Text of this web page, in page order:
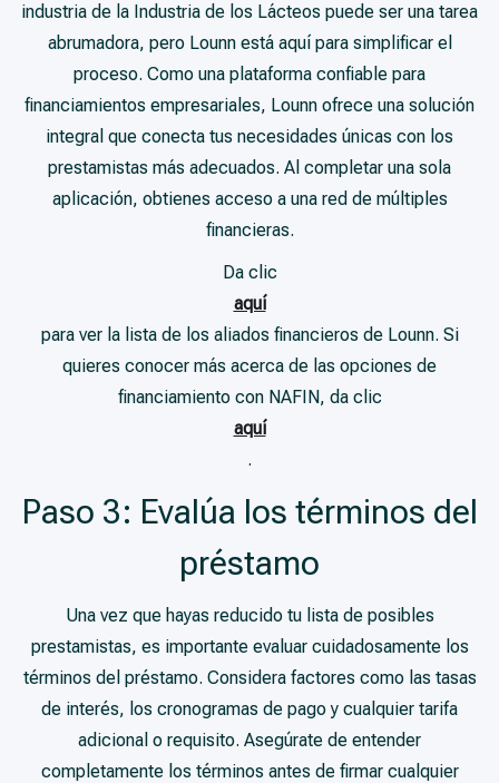
industria de la Industria de los Lácteos puede ser una tarea
abrumadora, pero Lounn está aquí para simplificar el
proceso. Como una plataforma confiable para
financiamientos empresariales, Lounn ofrece una solución
integral que conecta tus necesidades únicas con los
prestamistas más adecuados. Al completar una sola
aplicación, obtienes acceso a una red de múltiples
financieras.
Da clic
aquí
para ver la lista de los aliados financieros de Lounn. Si
quieres conocer más acerca de las opciones de
financiamiento con NAFIN, da clic
aquí
.
Paso 3: Evalúa los términos del
préstamo
Una vez que hayas reducido tu lista de posibles
prestamistas, es importante evaluar cuidadosamente los
términos del préstamo. Considera factores como las tasas
de interés, los cronogramas de pago y cualquier tarifa
adicional o requisito. Asegúrate de entender
completamente los términos antes de firmar cualquier